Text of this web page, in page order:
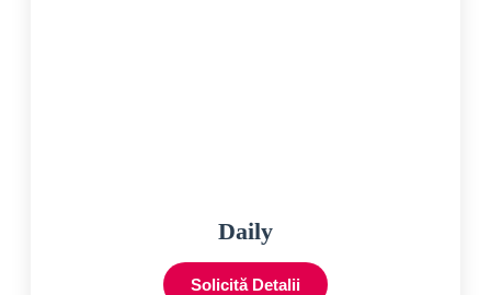
Daily
Solicită Detalii